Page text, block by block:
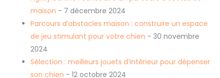
maison - 7 décembre 2024
Parcours d’obstacles maison : construire un espace
de jeu stimulant pour votre chien - 30 novembre
2024
Sélection : meilleurs jouets d’intérieur pour dépenser
son chien - 12 octobre 2024